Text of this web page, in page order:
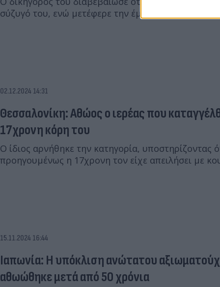
σύζυγό του, ενώ μετέφερε την έμπρακτη συγγνώμη
02.12.2024 14:31
Θεσσαλονίκη: Αθώος ο ιερέας που
17χρονη κόρη του
Ο ίδιος αρνήθηκε την κατηγορία, υποστηρίζοντας
προηγουμένως η 17χρονη τον είχε απειλήσει με
15.11.2024 16:44
Ιαπωνία: Η υπόκλιση ανώτατου
αθωώθηκε μετά από 50 χρόνια